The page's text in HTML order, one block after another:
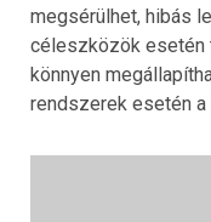
megsérülhet, hibás
céleszközök esetén
könnyen
rendszerek esetén